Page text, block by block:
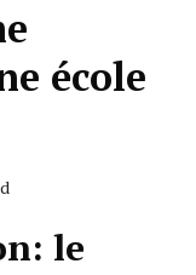
école
le